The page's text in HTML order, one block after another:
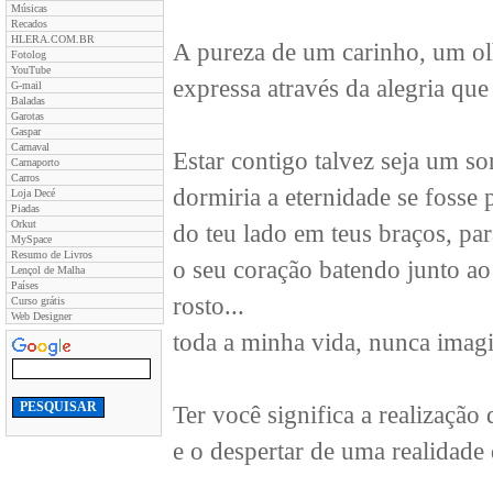
Músicas
Recados
HLERA.COM.BR
Fotolog
YouTube
G-mail
Baladas
Garotas
Gaspar
Carnaval
Carnaporto
Carros
Loja Decé
Piadas
Orkut
MySpace
Resumo de Livros
Lençol de Malha
Países
Curso grátis
Web Designer
A pureza de um carinho, um
expressa através da alegria
Estar contigo talvez seja um
dormiria a eternidade se fosse
do teu lado em teus braços,
o seu coração batendo junto
rosto...
toda a minha vida, nunca
Ter você significa a realização
e o despertar de uma